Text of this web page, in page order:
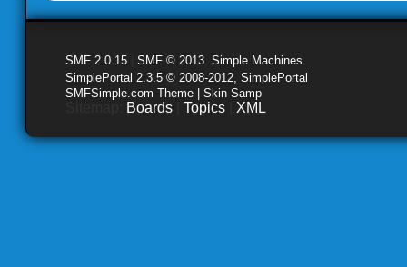
SMF 2.0.15 SMF © 2013 Simple Machines
SimplePortal 2.3.5 © 2008-2012, SimplePortal
SMFSimple.com Theme | Skin Samp
Boards Topics XML